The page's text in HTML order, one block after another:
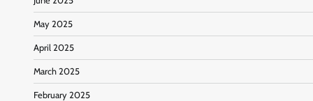
May 2025
April 2025
March 2025
February 2025